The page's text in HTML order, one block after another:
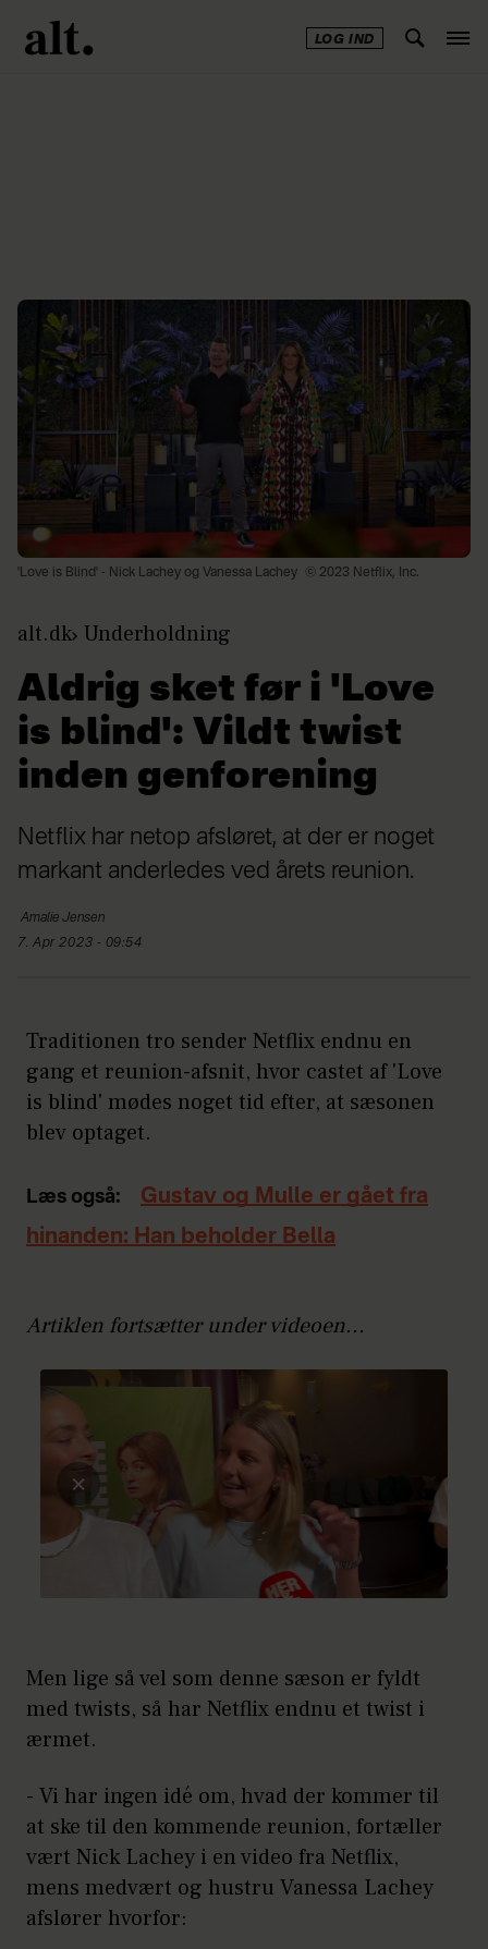
LOG IND
'Love is Blind' - Nick Lachey og Vanessa Lachey © 2023 Netflix, Inc.
alt.dk Underholdning
Aldrig sket før i 'Love
is blind': Vildt twist
inden genforening
Netflix har netop afsløret, at der er noget
markant anderledes ved årets reunion.
Amalie Jensen
7. Apr 2023 - 09:54
Traditionen tro sender Netflix endnu en
gang et reunion-afsnit, hvor castet af 'Love
is blind' mødes noget tid efter, at sæsonen
blev optaget.
Læs også:
Gustav og Mulle er gået fra
hinanden: Han beholder Bella
Artiklen fortsætter under videoen...
Men lige så vel som denne sæson er fyldt
med twists, så har Netflix endnu et twist i
ærmet.
- Vi har ingen idé om, hvad der kommer til
at ske til den kommende reunion, fortæller
vært Nick Lachey i en video fra Netflix,
mens medvært og hustru Vanessa Lachey
afslører hvorfor: